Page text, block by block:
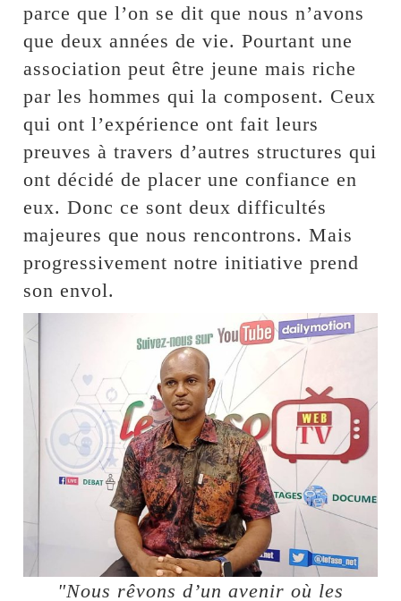
parce que l’on se dit que nous n’avons
que deux années de vie. Pourtant une
association peut être jeune mais riche
par les hommes qui la composent. Ceux
qui ont l’expérience ont fait leurs
preuves à travers d’autres structures qui
ont décidé de placer une confiance en
eux. Donc ce sont deux difficultés
majeures que nous rencontrons. Mais
progressivement notre initiative prend
son envol.
"Nous rêvons d’un avenir où les